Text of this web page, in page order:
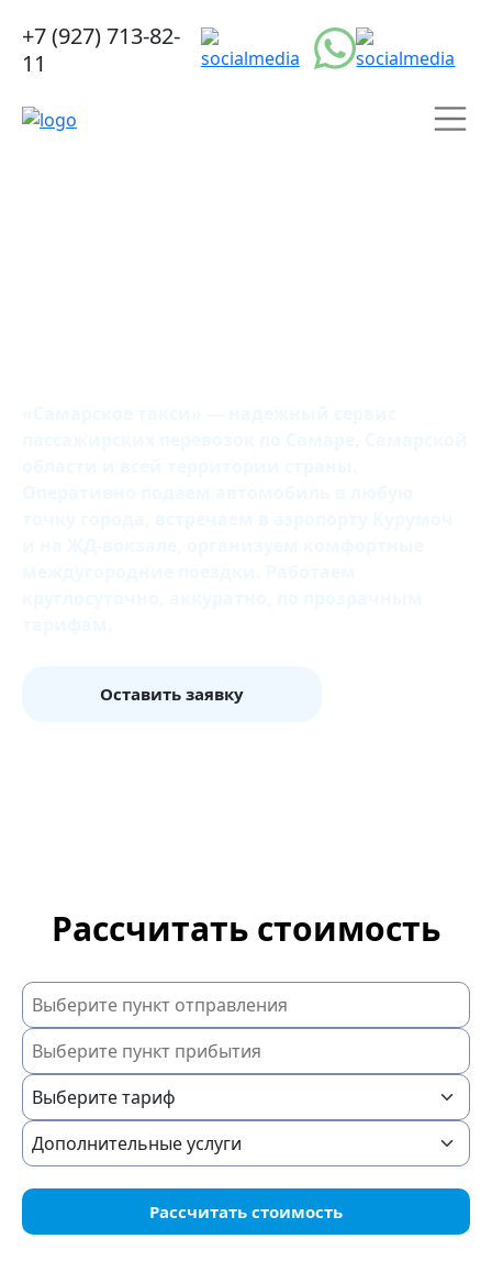
+7 (927) 713-82-
11
Оставить заявку
Рассчитать стоимость
Рассчитать стоимость